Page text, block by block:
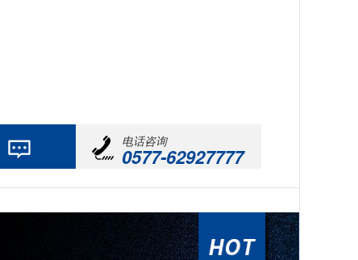
电话咨询
0577-62927777